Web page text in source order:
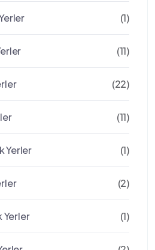
(1)
(11)
(22)
(11)
Yerler (1)
(2)
Yerler (1)